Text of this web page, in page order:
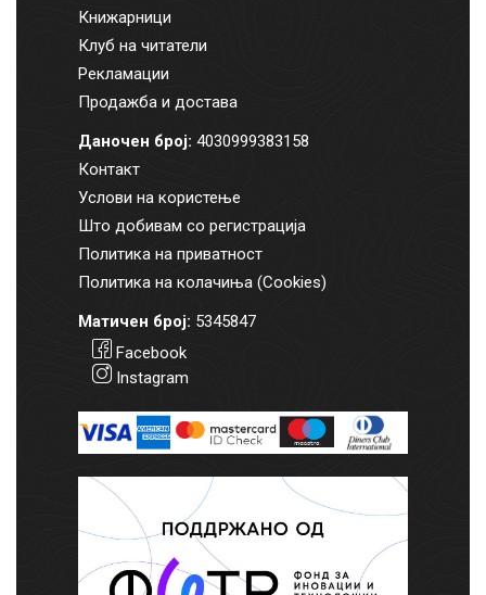
Книжарници
Клуб на читатели
Рекламации
Продажба и достава
Даночен број: 4030999383158
Контакт
Услови на користење
Што добивам со регистрација
Политика на приватност
Политика на колачиња (Cookies)
Матичен број: 5345847
Facebook
Instagram